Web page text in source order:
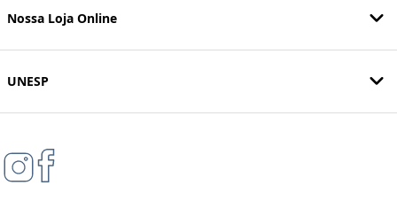
Nossa Loja Online
UNESP